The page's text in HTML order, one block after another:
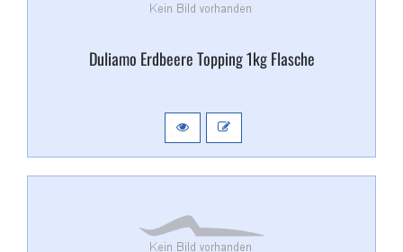
Duliamo Erdbeere Topping 1kg Flasche